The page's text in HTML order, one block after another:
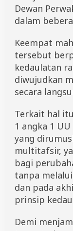
Dewan
dalam
Keempat
tersebut
kedaulatan
diwujudkan
secara
Terkait hal
1 angka 1
yang
multitafsir,
bagi
tanpa
dan pada
prinsip
Demi